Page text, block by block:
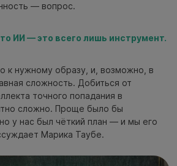
— вопрос.
ИИ — это всего лишь инструмент.
к нужному образу, и, возможно, в
сложность. Добиться от
точного попадания в
сложно. Проще было бы
у нас был чёткий план — и мы его
Марика Таубе.